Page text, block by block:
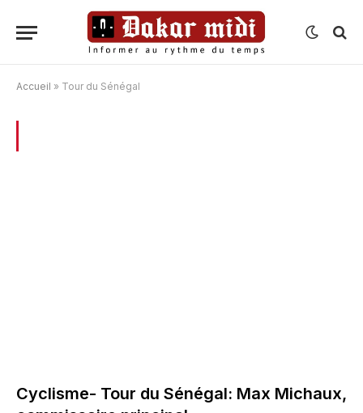
Accueil » Tour du Sénégal
Cyclisme- Tour du Sénégal: Max Michaux,